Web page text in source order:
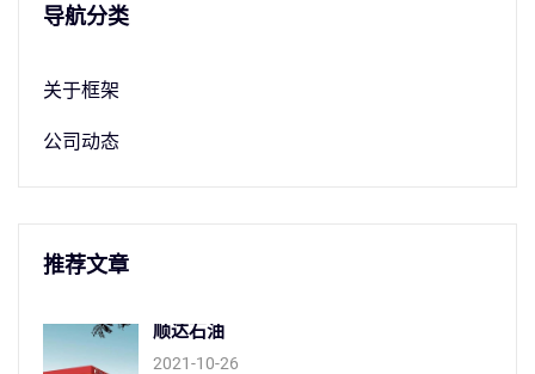
导航分类
关于框架
公司动态
推荐文章
顺达石油
2021-10-26